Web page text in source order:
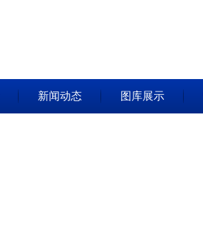
新闻动态 图库展示